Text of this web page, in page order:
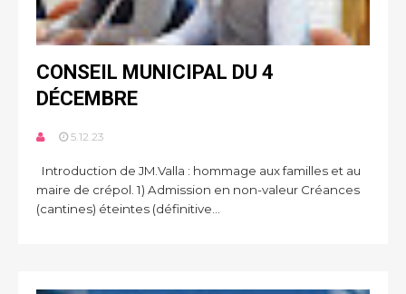
CONSEIL MUNICIPAL DU 4
DÉCEMBRE
5.12.23
Introduction de JM.Valla : hommage aux familles et au
maire de crépol. 1) Admission en non-valeur Créances
(cantines) éteintes (définitive...